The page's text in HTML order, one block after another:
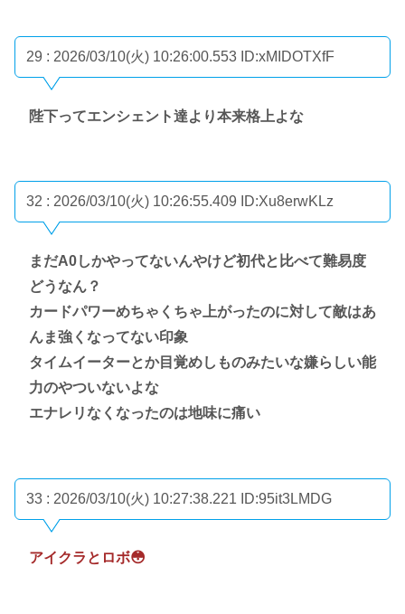
29 : 2026/03/10(火) 10:26:00.553 ID:xMIDOTXfF
陛下ってエンシェント達より本来格上よな
32 : 2026/03/10(火) 10:26:55.409 ID:Xu8erwKLz
まだA0しかやってないんやけど初代と比べて難易度
どうなん？
カードパワーめちゃくちゃ上がったのに対して敵はあ
んま強くなってない印象
タイムイーターとか目覚めしものみたいな嫌らしい能
力のやついないよな
エナレリなくなったのは地味に痛い
33 : 2026/03/10(火) 10:27:38.221 ID:95it3LMDG
アイクラとロボ😳